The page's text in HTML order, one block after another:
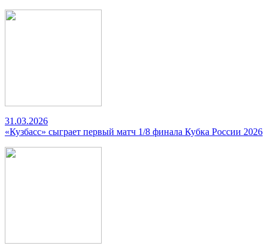
31.03.2026
«Кузбасс» сыграет первый матч 1/8 финала Кубка России 2026